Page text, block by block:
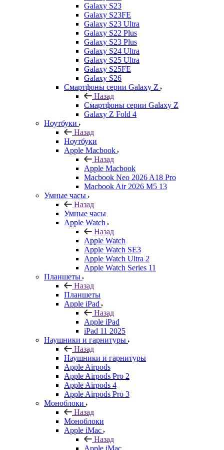
Galaxy S23
Galaxy S23FE
Galaxy S23 Ultra
Galaxy S22 Plus
Galaxy S23 Plus
Galaxy S24 Ultra
Galaxy S25 Ultra
Galaxy S25FE
Galaxy S26
Смартфоны серии Galaxy Z
Назад
Смартфоны серии Galaxy Z
Galaxy Z Fold 4
Ноутбуки
Назад
Ноутбуки
Apple Macbook
Назад
Apple Macbook
Macbook Neo 2026 A18 Pro
Macbook Air 2026 M5 13
Умные часы
Назад
Умные часы
Apple Watch
Назад
Apple Watch
Apple Watch SE3
Apple Watch Ultra 2
Apple Watch Series 11
Планшеты
Назад
Планшеты
Apple iPad
Назад
Apple iPad
iPad 11 2025
Наушники и гарнитуры
Назад
Наушники и гарнитуры
Apple Airpods
Apple Airpods Pro 2
Apple Airpods 4
Apple Airpods Pro 3
Моноблоки
Назад
Моноблоки
Apple iMac
Назад
Apple iMac